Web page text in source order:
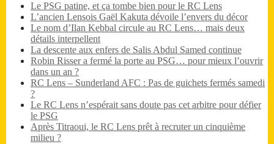
Le PSG patine, et ça tombe bien pour le RC Lens
L’ancien Lensois Gaël Kakuta dévoile l’envers du décor
Le nom d’Ilan Kebbal circule au RC Lens… mais deux
détails interpellent
La descente aux enfers de Salis Abdul Samed continue
Robin Risser a fermé la porte au PSG… pour mieux l’ouvrir
dans un an ?
RC Lens – Sunderland AFC : Pas de guichets fermés samedi
?
Le RC Lens n’espérait sans doute pas cet arbitre pour défier
le PSG
Après Titraoui, le RC Lens prêt à recruter un cinquième
milieu ?